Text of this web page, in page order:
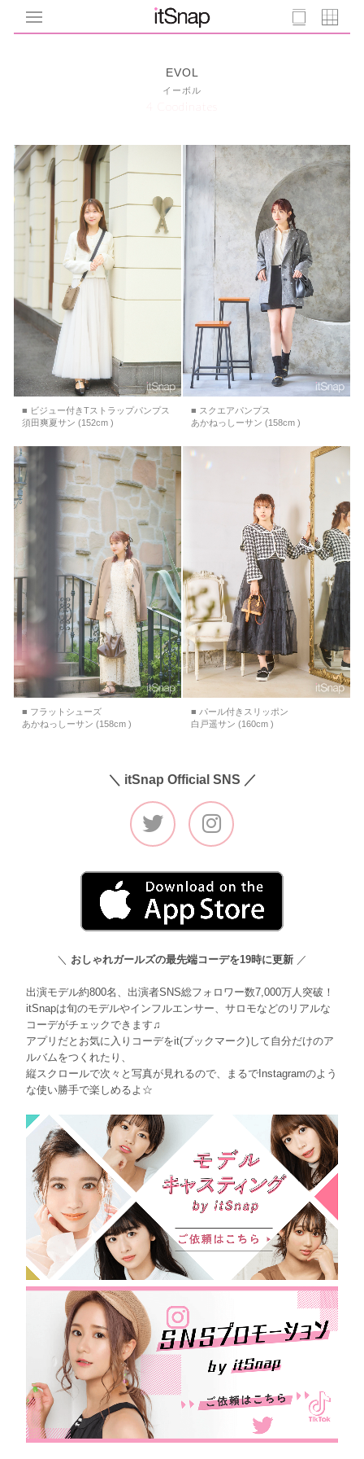
EVOL
イーボル
4 Coodinates
■ ビジュー付きTストラップパンプス
須田爽夏サン (152cm )
■ スクエアパンプス
あかねっしーサン (158cm )
■ フラットシューズ
あかねっしーサン (158cm )
■ パール付きスリッポン
白戸遥サン (160cm )
＼ itSnap Official SNS ／
＼ おしゃれガールズの最先端コーデを19時に更新 ／
出演モデル約800名、出演者SNS総フォロワー数7,000万人突破！
itSnapは旬のモデルやインフルエンサー、サロモなどのリアルな
コーデがチェックできます♫
アプリだとお気に入りコーデをit(ブックマーク)して自分だけのア
ルバムをつくれたり、
縦スクロールで次々と写真が見れるので、まるでInstagramのよう
な使い勝手で楽しめるよ☆